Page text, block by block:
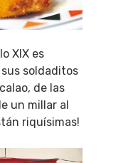
XIX es
soldaditos
de las
un millar al
riquísimas!